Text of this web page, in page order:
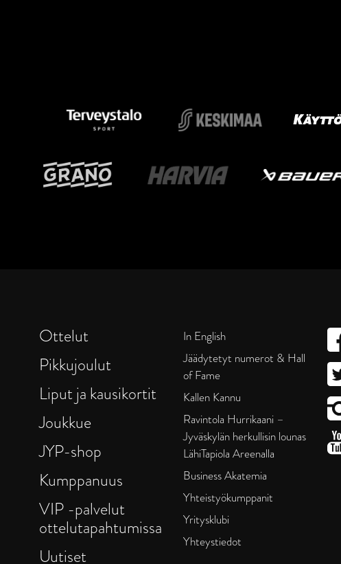
Ottelut
Pikkujoulut
Liput ja kausikortit
Joukkue
JYP-shop
Kumppanuus
VIP -palvelut
ottelutapahtumissa
Uutiset
In English
Jäädytetyt numerot & Hall
of Fame
Kallen Kannu
Ravintola Hurrikaani –
Jyväskylän herkullisin lounas
LähiTapiola Areenalla
Business Akatemia
Yhteistyökumppanit
Yritysklubi
Yhteystiedot